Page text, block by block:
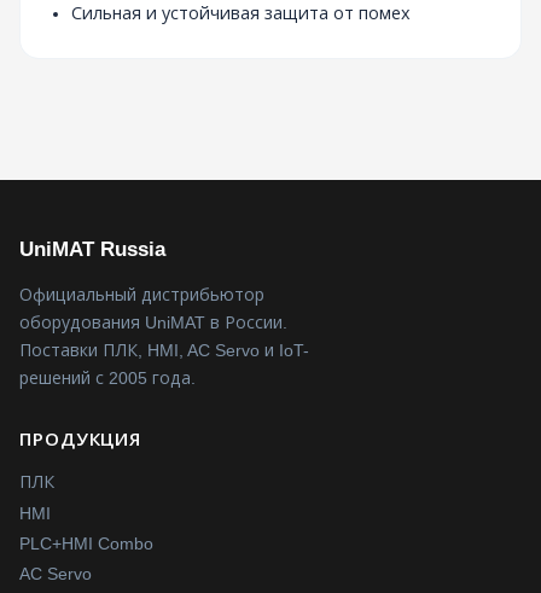
Сильная и устойчивая защита от помех
UniMAT Russia
Официальный дистрибьютор
оборудования UniMAT в России.
Поставки ПЛК, HMI, AC Servo и IoT-
решений с 2005 года.
ПРОДУКЦИЯ
ПЛК
HMI
PLC+HMI Combo
AC Servo